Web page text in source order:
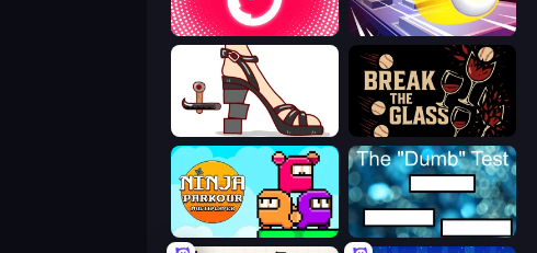
O-VOID Leap and Avoid 2
Kakato Otoshi Break the Glass
Ninja Parkour Multiplayer The Dumb Test